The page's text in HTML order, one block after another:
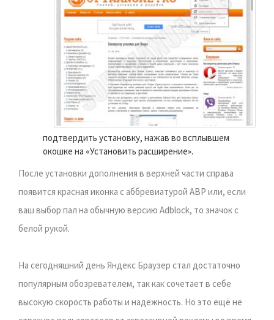
подтвердить установку, нажав во всплывшем
окошке на «Установить расширение».
После установки дополнения в верхней части справа
появится красная иконка с аббревиатурой ABP или, если
ваш выбор пал на обычную версию Adblock, то значок с
белой рукой.
На сегодняшний день Яндекс Браузер стал достаточно
популярным обозревателем, так как сочетает в себе
высокую скорость работы и надежность. Но это ещё не